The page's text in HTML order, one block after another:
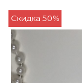
Скидка 50%